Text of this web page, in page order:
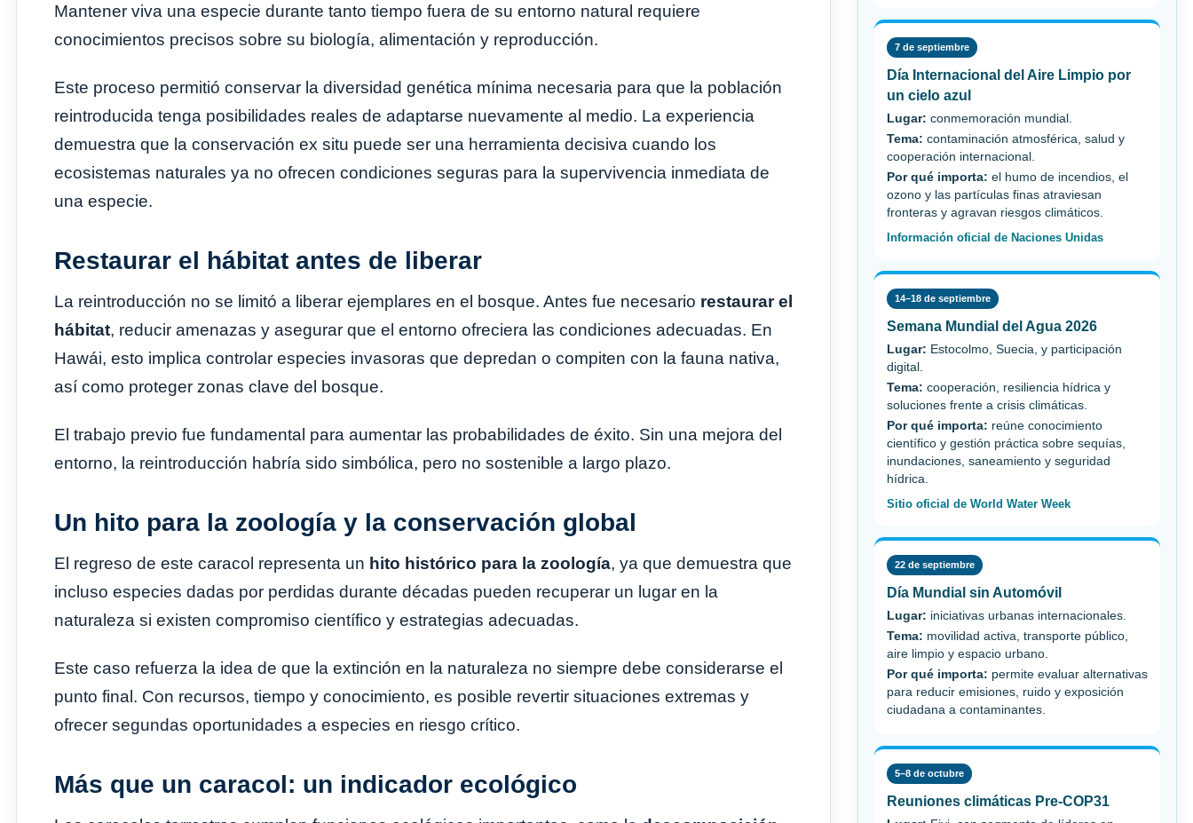
Mantener viva una especie durante tanto tiempo fuera de su entorno natural requiere
conocimientos precisos sobre su biología, alimentación y reproducción.
Este proceso permitió conservar la diversidad genética mínima necesaria para que la población
reintroducida tenga posibilidades reales de adaptarse nuevamente al medio. La experiencia
demuestra que la conservación ex situ puede ser una herramienta decisiva cuando los
ecosistemas naturales ya no ofrecen condiciones seguras para la supervivencia inmediata de
una especie.
Restaurar el hábitat antes de liberar
La reintroducción no se limitó a liberar ejemplares en el bosque. Antes fue necesario restaurar el
hábitat, reducir amenazas y asegurar que el entorno ofreciera las condiciones adecuadas. En
Hawái, esto implica controlar especies invasoras que depredan o compiten con la fauna nativa,
así como proteger zonas clave del bosque.
El trabajo previo fue fundamental para aumentar las probabilidades de éxito. Sin una mejora del
entorno, la reintroducción habría sido simbólica, pero no sostenible a largo plazo.
Un hito para la zoología y la conservación global
El regreso de este caracol representa un hito histórico para la zoología, ya que demuestra que
incluso especies dadas por perdidas durante décadas pueden recuperar un lugar en la
naturaleza si existen compromiso científico y estrategias adecuadas.
Este caso refuerza la idea de que la extinción en la naturaleza no siempre debe considerarse el
punto final. Con recursos, tiempo y conocimiento, es posible revertir situaciones extremas y
ofrecer segundas oportunidades a especies en riesgo crítico.
Más que un caracol: un indicador ecológico
7 de septiembre
Día Internacional del Aire Limpio por
un cielo azul
Lugar: conmemoración mundial.
Tema: contaminación atmosférica, salud y
cooperación internacional.
Por qué importa: el humo de incendios, el
ozono y las partículas finas atraviesan
fronteras y agravan riesgos climáticos.
Información oficial de Naciones Unidas
14–18 de septiembre
Semana Mundial del Agua 2026
Lugar: Estocolmo, Suecia, y participación
digital.
Tema: cooperación, resiliencia hídrica y
soluciones frente a crisis climáticas.
Por qué importa: reúne conocimiento
científico y gestión práctica sobre sequías,
inundaciones, saneamiento y seguridad
hídrica.
Sitio oficial de World Water Week
22 de septiembre
Día Mundial sin Automóvil
Lugar: iniciativas urbanas internacionales.
Tema: movilidad activa, transporte público,
aire limpio y espacio urbano.
Por qué importa: permite evaluar alternativas
para reducir emisiones, ruido y exposición
ciudadana a contaminantes.
5–8 de octubre
Reuniones climáticas Pre-COP31